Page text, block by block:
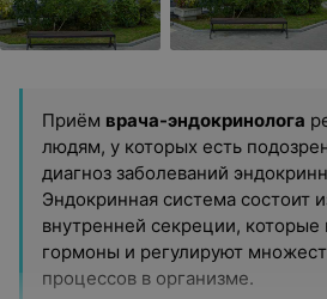
Приём врача-эндокринолога
людям, у которых есть
диагноз заболеваний
Эндокринная система состоит
внутренней секреции,
гормоны и регулируют
процессов в организме.